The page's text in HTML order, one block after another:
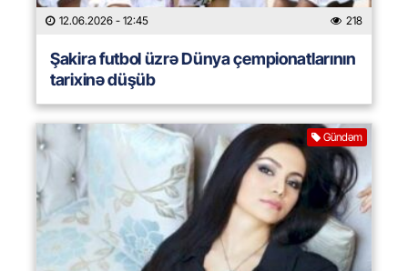
12.06.2026 - 12:45 218
Şakira futbol üzrə Dünya çempionatlarının
tarixinə düşüb
Gündəm